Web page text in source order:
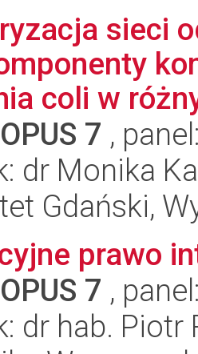
sieci
coli w
OPUS 7 ,
dr Monika
Gdański,
prawo
OPUS 7 ,
dr hab. Piotr